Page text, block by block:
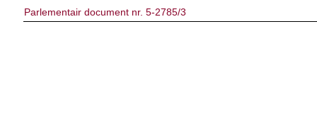
Parlementair document nr. 5-2785/3